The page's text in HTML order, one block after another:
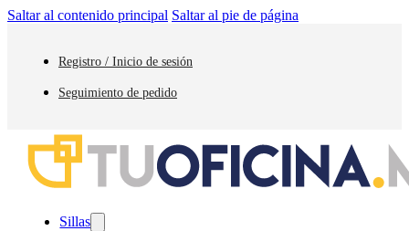
Saltar al contenido principal Saltar al pie de página
Registro / Inicio de sesión
Seguimiento de pedido
Sillas